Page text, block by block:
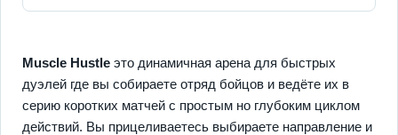
Muscle Hustle это динамичная арена для быстрых
дуэлей где вы собираете отряд бойцов и ведёте их в
серию коротких матчей с простым но глубоким циклом
действий. Вы прицеливаетесь выбираете направление и